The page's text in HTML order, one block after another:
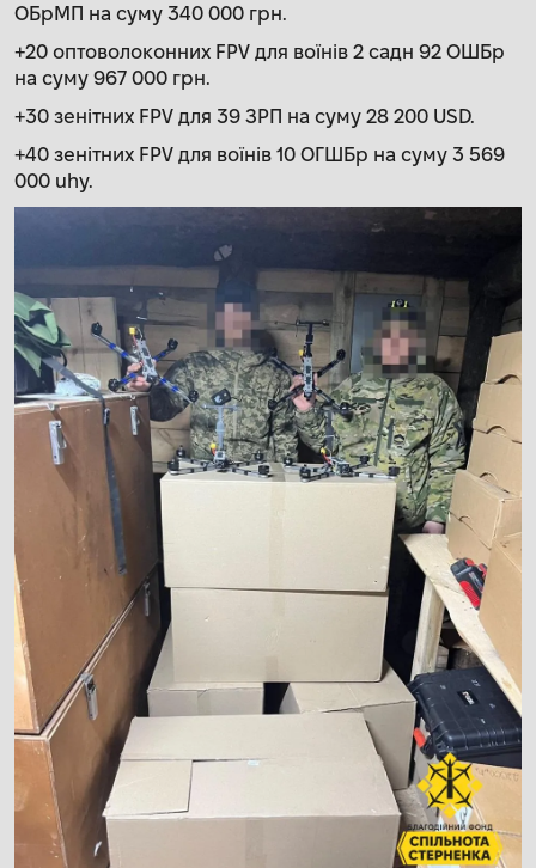
ОБрМП на суму 340 000 грн.
+20 оптоволоконних FPV для воїнів 2 садн 92 ОШБр
на суму 967 000 грн.
+30 зенітних FPV для 39 ЗРП на суму 28 200 USD.
+40 зенітних FPV для воїнів 10 ОГШБр на суму 3 569
000 uhy.